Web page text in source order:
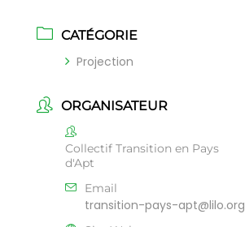
CATÉGORIE
Projection
ORGANISATEUR
Collectif Transition en Pays
d'Apt
Email
transition-pays-apt@lilo.org